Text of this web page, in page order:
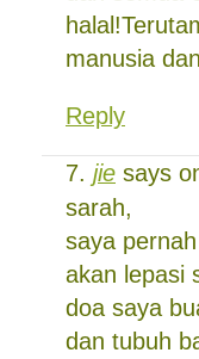
manusia
Reply
jie says
sarah,
saya
akan lepasi
doa saya
dan tubuh